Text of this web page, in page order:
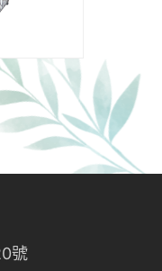
號